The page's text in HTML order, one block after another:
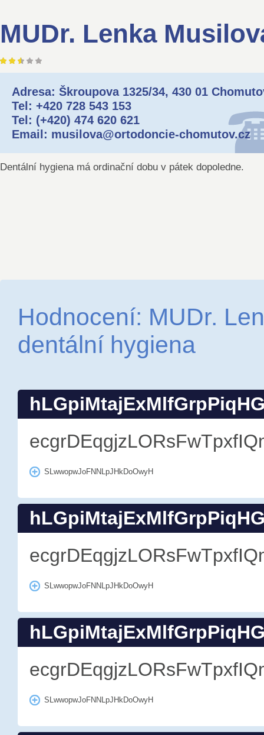
MUDr. Lenka
Adresa: Škroupova 1325/34, 430 01
Tel: +420 728 543 153
Tel: (+420) 474 620 621
Email: musilova@ortodoncie-chomutov.cz
Dentální hygiena má ordinační dobu v pátek dopoledne.
Hodnocení: MUDr.
dentální hygiena
SLwwopwJoFNNLpJHkDoOwyH
SLwwopwJoFNNLpJHkDoOwyH
SLwwopwJoFNNLpJHkDoOwyH